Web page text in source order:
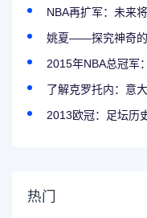
NBA再扩军：未来
姚夏——探究神奇
2015年NBA总冠军
了解克罗托内：意
2013欧冠：足坛历
热门